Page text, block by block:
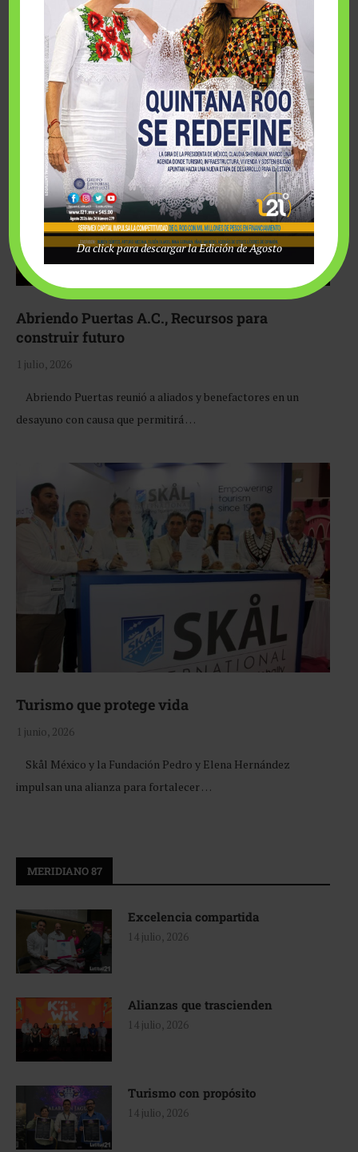
Fairmont Mayakoba y Make-A-Wish México unieron
esfuerzos para hacer realidad el deseo de una …
Abriendo Puertas A.C., Recursos para
construir futuro
1 julio, 2026
Abriendo Puertas reunió a aliados y benefactores en un
desayuno con causa que permitirá …
Turismo que protege vida
1 junio, 2026
Skål México y la Fundación Pedro y Elena Hernández
impulsan una alianza para fortalecer …
MERIDIANO 87
Excelencia compartida
14 julio, 2026
Alianzas que trascienden
14 julio, 2026
Turismo con propósito
14 julio, 2026
Da click para descargar la Edición de Agosto